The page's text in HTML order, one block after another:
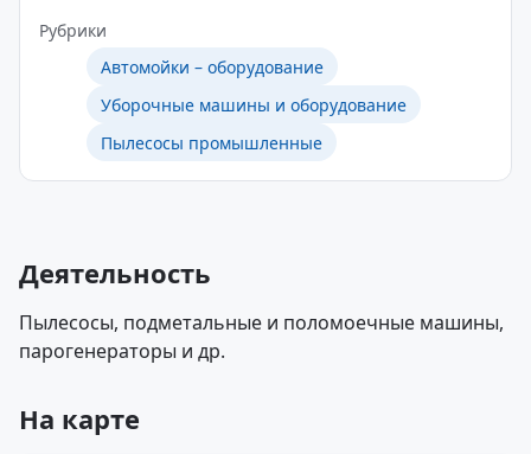
Рубрики
Автомойки – оборудование
Уборочные машины и оборудование
Пылесосы промышленные
Деятельность
Пылесосы, подметальные и поломоечные машины,
парогенераторы и др.
На карте